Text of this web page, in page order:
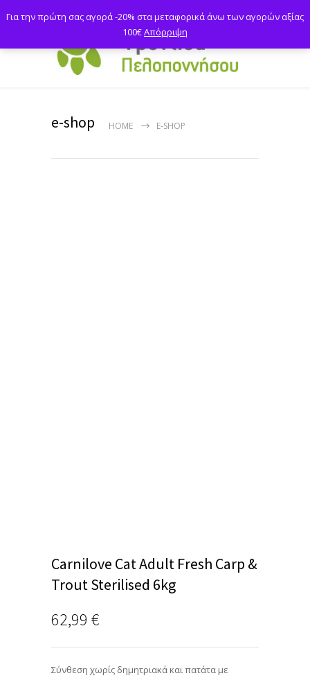
e-shop HOME E-SHOP
Carnilove Cat Adult Fresh Carp &
Trout Sterilised 6kg
62,99 €
Σύνθεση χωρίς δημητριακά και πατάτα με
Για την πρώτη σας αγορά -20% στα μεταφορικά άνω των αγορών αξίας
100€Απόρριψη